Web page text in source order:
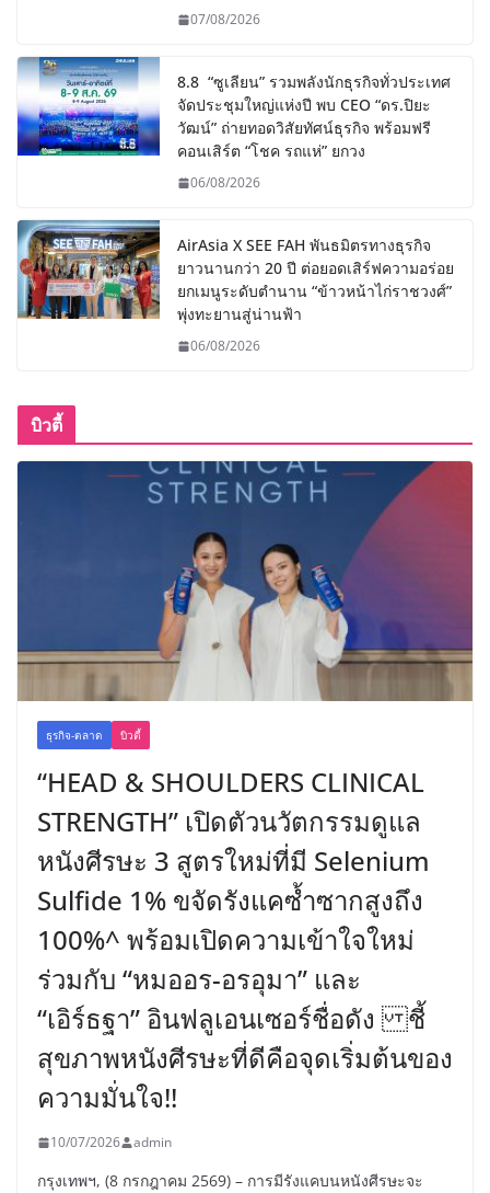
07/08/2026
8.8 “ซูเลียน” รวมพลังนักธุรกิจทั่วประเทศ
จัดประชุมใหญ่แห่งปี พบ CEO “ดร.ปิยะ
วัฒน์” ถ่ายทอดวิสัยทัศน์ธุรกิจ พร้อมฟรี
คอนเสิร์ต “โชค รถแห่” ยกวง
06/08/2026
AirAsia X SEE FAH พันธมิตรทางธุรกิจ
ยาวนานกว่า 20 ปี ต่อยอดเสิร์ฟความอร่อย
ยกเมนูระดับตำนาน “ข้าวหน้าไก่ราชวงศ์”
พุ่งทะยานสู่น่านฟ้า
06/08/2026
บิวตี้
ธุรกิจ-ตลาด บิวตี้
“HEAD & SHOULDERS CLINICAL
STRENGTH” เปิดตัวนวัตกรรมดูแล
หนังศีรษะ 3 สูตรใหม่ที่มี Selenium
Sulfide 1% ขจัดรังแคซ้ำซากสูงถึง
100%^ พร้อมเปิดความเข้าใจใหม่
ร่วมกับ “หมออร-อรอุมา” และ
“เอิร์ธฐา” อินฟลูเอนเซอร์ชื่อดัง ชี้
สุขภาพหนังศีรษะที่ดีคือจุดเริ่มต้นของ
ความมั่นใจ!!
10/07/2026 admin
กรุงเทพฯ, (8 กรกฎาคม 2569) – การมีรังแคบนหนังศีรษะจะ